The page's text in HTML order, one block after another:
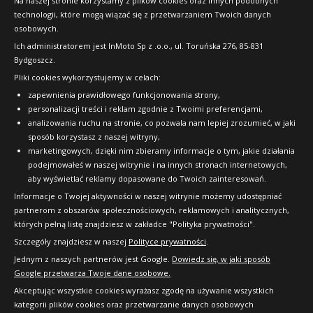
technologii, które mogą wiązać się z przetwarzaniem Twoich danych
osobowych.
Ich administratorem jest InMoto Sp z .o.o., ul. Toruńska 276, 85-831
Bydgoszcz.
Pliki cookies wykorzystujemy w celach:
zapewnienia prawidłowego funkcjonowania strony,
personalizacji treści i reklam zgodnie z Twoimi preferencjami,
analizowania ruchu na stronie, co pozwala nam lepiej zrozumieć, w jaki
sposób korzystasz z naszej witryny,
marketingowych, dzięki nim zbieramy informacje o tym, jakie działania
podejmowałeś w naszej witrynie i na innych stronach internetowych,
aby wyświetlać reklamy dopasowane do Twoich zainteresowań.
Informacje o Twojej aktywności w naszej witrynie możemy udostępniać
partnerom z obszarów społecznościowych, reklamowych i analitycznych,
których pełną listę znajdziesz w zakładce "Polityka prywatności".
Szczegóły znajdziesz w naszej Polityce prywatności.
Jednym z naszych partnerów jest Google. Dowiedz się, w jaki sposób
Google przetwarza Twoje dane osobowe.
Akceptując wszystkie cookies wyrażasz zgodę na używanie wszystkich
kategorii plików cookies oraz przetwarzanie danych osobowych
Raty
FAQ
OFICJALNY PARTNER